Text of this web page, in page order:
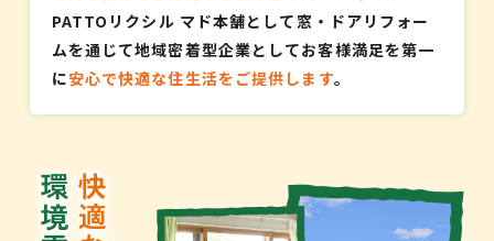
PATTOリクシル マド本舗として窓・ドアリフォー
ムを通じて地域密着型企業としてお客様満足を第一
に安心で快適な住生活をご提供します。